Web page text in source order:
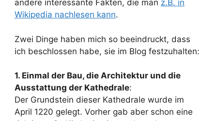
andere interessante Fakten, die man z.B. in
Wikipedia nachlesen kann.
Zwei Dinge haben mich so beeindruckt, dass
ich beschlossen habe, sie im Blog festzuhalten:
1. Einmal der Bau, die Architektur und die
Ausstattung der Kathedrale:
Der Grundstein dieser Kathedrale wurde im
April 1220 gelegt. Vorher gab aber schon eine